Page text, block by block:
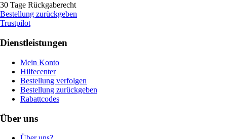
30 Tage Rückgaberecht
Bestellung zurückgeben
Trustpilot
Dienstleistungen
Mein Konto
Hilfecenter
Bestellung verfolgen
Bestellung zurückgeben
Rabattcodes
Über uns